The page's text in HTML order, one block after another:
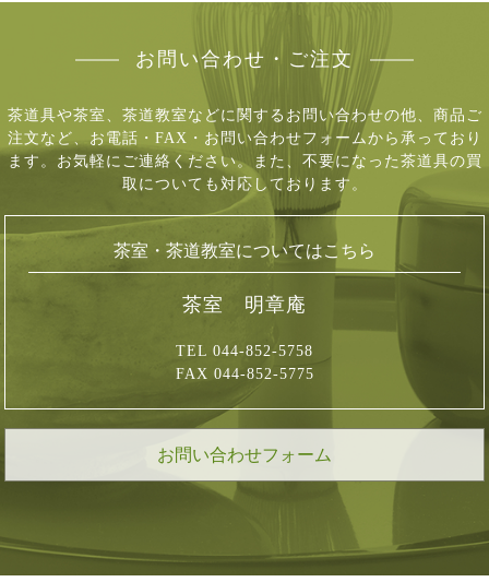
お問い合わせ・ご注文
茶道具や茶室、茶道教室などに関するお問い合わせの他、商品ご
注文など、 お電話・FAX・お問い合わせフォームから承っており
ます。お気軽にご連絡ください。 また、不要になった茶道具の買
取についても対応しております。
茶室・茶道教室についてはこちら
茶室 明章庵
TEL 044-852-5758
FAX 044-852-5775
お問い合わせフォーム